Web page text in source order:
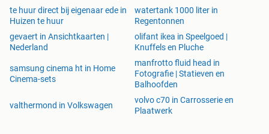
te huur direct bij eigenaar ede in
Huizen te huur
watertank 1000 liter in
Regentonnen
gevaert in Ansichtkaarten |
Nederland
olifant ikea in Speelgoed |
Knuffels en Pluche
samsung cinema ht in Home
Cinema-sets
manfrotto fluid head in
Fotografie | Statieven en
Balhoofden
valthermond in Volkswagen
volvo c70 in Carrosserie en
Plaatwerk